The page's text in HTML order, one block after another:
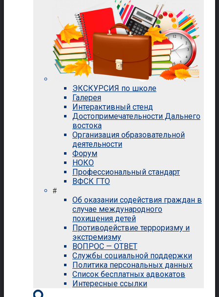
ЭКСКУРСИЯ по школе
Галерея
Интерактивный стенд
Достопримечательности Дальнего
востока
Организация образовательной
деятельности
Форум
НОКО
Профессиональный стандарт
ВФСК ГТО
#
Об оказании содействия граждан в
случае международного
похищения детей
Противодействие терроризму и
экстремизму
ВОПРОС — ОТВЕТ
Службы социальной поддержки
Политика персональных данных
Список бесплатных адвокатов
Интересные ссылки